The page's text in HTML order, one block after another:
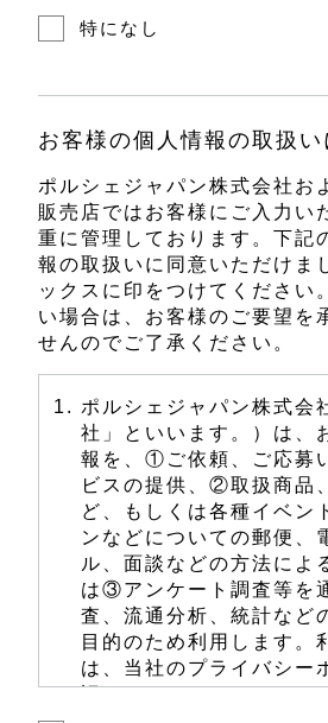
特になし
お客様の個人情報の取扱い
ポルシェジャパン株式会社お
販売店ではお客様にご入力い
重に管理しております。下記
報の取扱いに同意いただけま
ックスに印をつけてください
い場合は、お客様のご要望を
せんのでご了承ください。
ポルシェジャパン株式会
社」といいます。）は、
報を、①ご依頼、ご応募
ビスの提供、②取扱商品
ど、もしくは各種イベン
ンなどについての郵便、
ル、面談などの方法によ
は③アンケート調査等を
査、流通分析、統計など
目的のため利用します。
は、当社のプライバシー
認ください。